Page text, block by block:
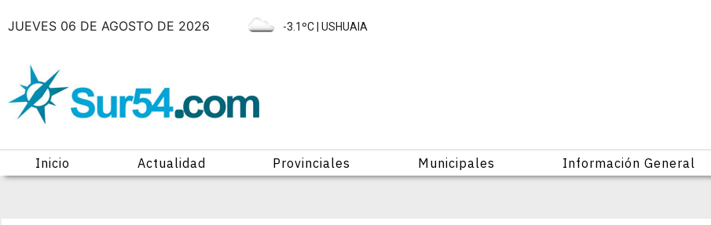
JUEVES 06 DE AGOSTO DE 2026 -3.1ºC | USHUAIA
Inicio Actualidad Provinciales Municipales Información General